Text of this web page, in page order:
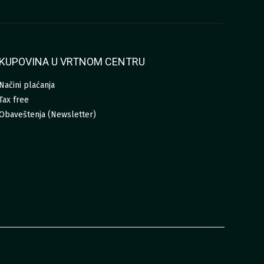
U VRTNOM CENTRU
plaćanja
free
(Newsletter)